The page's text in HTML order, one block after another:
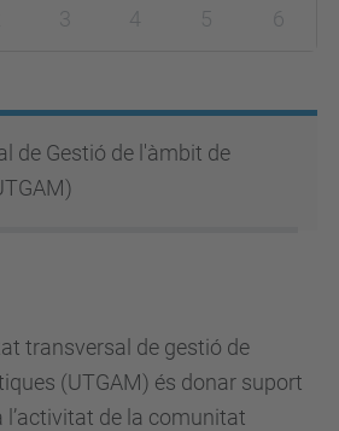
3 4 5 6
de Gestió de l'àmbit de
transversal de gestió de
(UTGAM) és donar suport
l’activitat de la comunitat